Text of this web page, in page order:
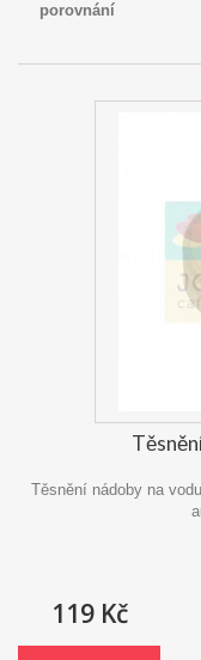
porovnání
Těsnění nádoby na
119 Kč